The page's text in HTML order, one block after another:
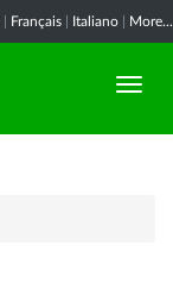
Français Italiano More...